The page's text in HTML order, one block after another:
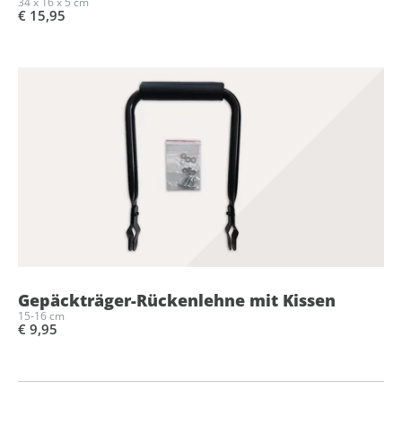
€ 15,95
Gepäckträger-Rückenlehne mit Kissen
15-16 cm
€ 9,95